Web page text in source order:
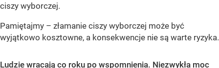
ciszy wyborczej.
Pamiętajmy – złamanie ciszy wyborczej może być
wyjątkowo kosztowne, a konsekwencje nie są warte ryzyka.
Ludzie wracają co roku po wspomnienia. Niezwykła moc